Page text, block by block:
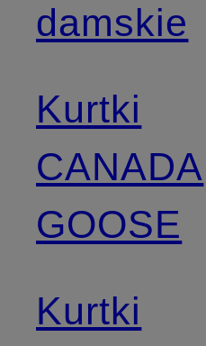
damskie
Kurtki
CANADA
GOOSE
Kurtki